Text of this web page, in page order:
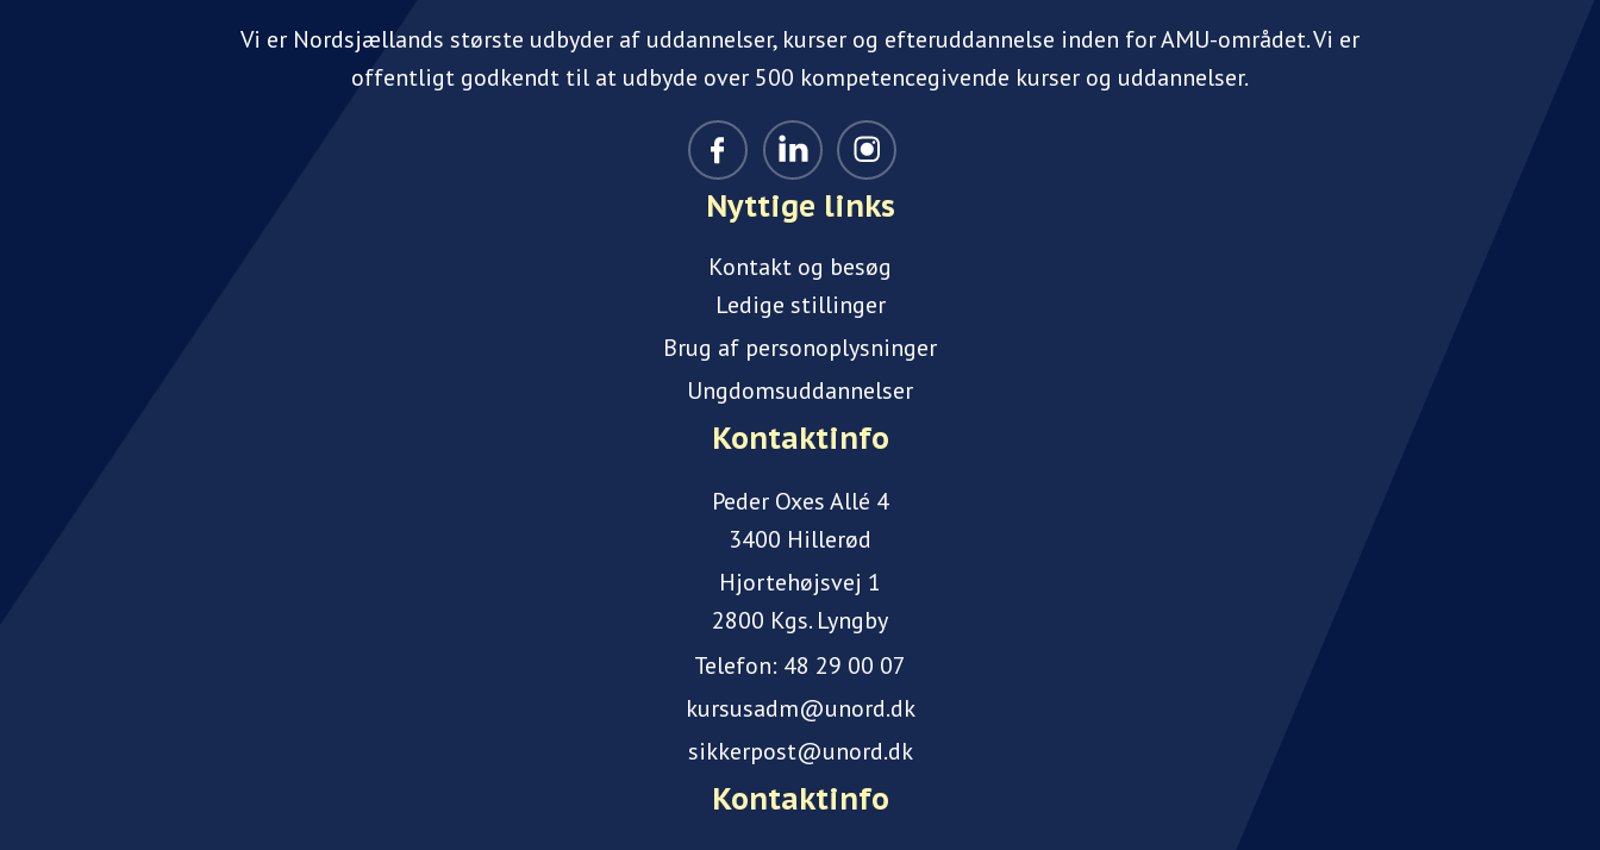
Vi er Nordsjællands største udbyder af uddannelser, kurser og efteruddannelse inden for AMU-området. Vi er
offentligt godkendt til at udbyde over 500 kompetencegivende kurser og uddannelser.
Nyttige links
Kontakt og besøg
Ledige stillinger
Brug af personoplysninger
Ungdomsuddannelser
Kontaktinfo
Peder Oxes Allé 4
3400 Hillerød
Hjortehøjsvej 1
2800 Kgs. Lyngby
Telefon: 48 29 00 07
kursusadm@unord.dk
sikkerpost@unord.dk
Kontaktinfo